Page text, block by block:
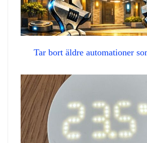
Tar bort äldre automationer